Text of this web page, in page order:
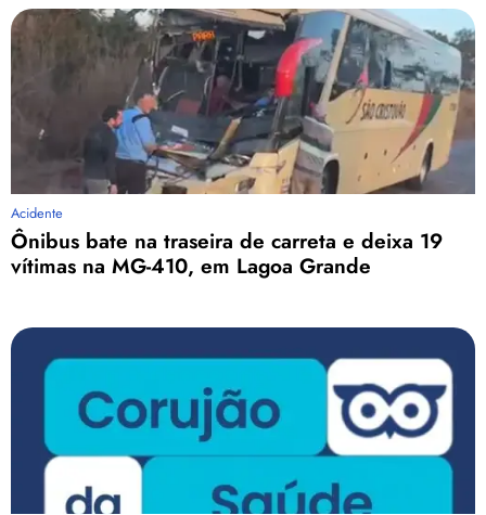
Acidente
Ônibus bate na traseira de carreta e deixa 19
vítimas na MG-410, em Lagoa Grande